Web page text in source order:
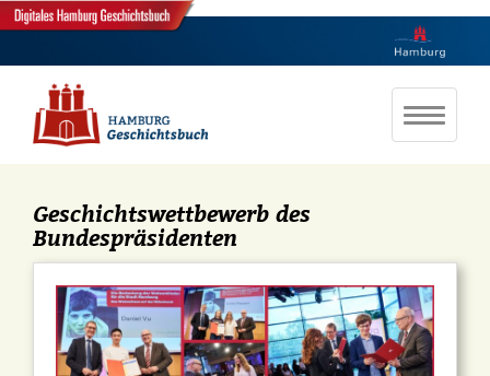
Geschichtswettbewerb des
Bundespräsidenten